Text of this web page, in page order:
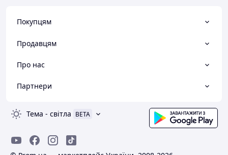
Покупцям
Продавцям
Про нас
Партнери
Тема - світла BETA